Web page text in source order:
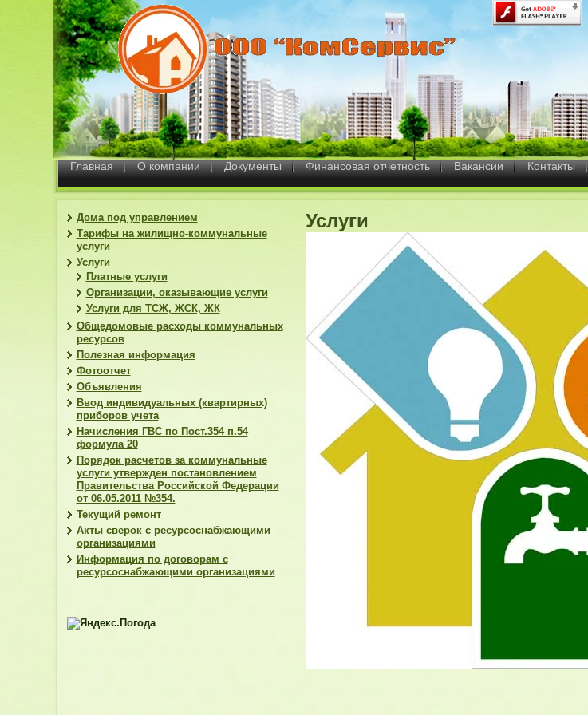
Главная О компании Документы Финансовая отчетность Вакансии Контакты
Дома под управлением
Тарифы на жилищно-коммунальные
услуги
Услуги
Платные услуги
Организации, оказывающие услуги
Услуги для ТСЖ, ЖСК, ЖК
Общедомовые расходы коммунальных
ресурсов
Полезная информация
Фотоотчет
Объявления
Ввод индивидуальных (квартирных)
приборов учета
Начисления ГВС по Пост.354 п.54
формула 20
Порядок расчетов за коммунальные
услуги утвержден постановлением
Правительства Российской Федерации
от 06.05.2011 №354.
Текущий ремонт
Акты сверок с ресурсоснабжающими
организациями
Информация по договорам с
ресурсоснабжающими организациями
Услуги